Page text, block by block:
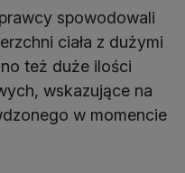
spowodowali
ciała z dużymi
też duże ilości
wskazujące na
w momencie